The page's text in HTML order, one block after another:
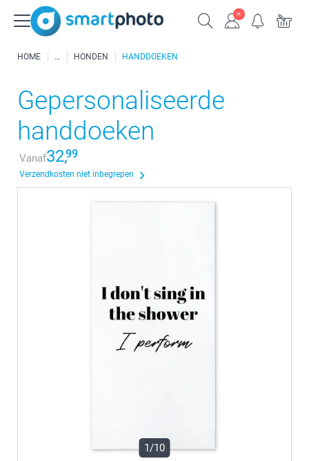
HOME HONDEN HANDDOEKEN
Gepersonaliseerde
handdoeken
Vanaf32,99
Verzendkosten niet inbegrepen
1/10